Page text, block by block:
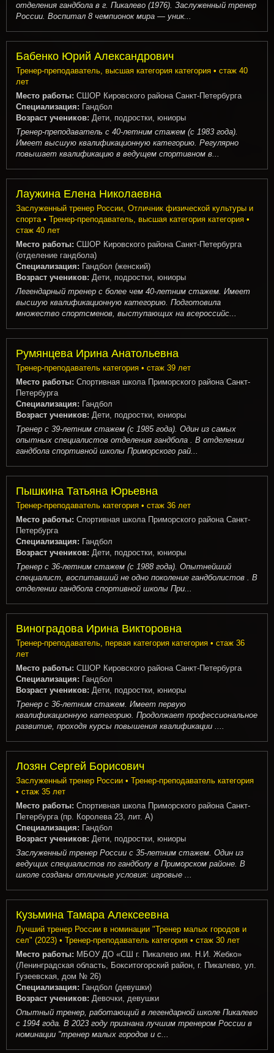
отделения гандбола в г. Пикалево (1976). Заслуженный тренер
России. Воспитал 8 чемпионок мира — уник...
Бабенко Юрий Александрович
Тренер-преподаватель, высшая категория категория • стаж 40
лет
Место работы: СШОР Кировского района Санкт-Петербурга
Специализация: Гандбол
Возраст учеников: Дети, подростки, юниоры
Тренер-преподаватель с 40-летним стажем (с 1983 года).
Имеет высшую квалификационную категорию. Регулярно
повышает квалификацию в ведущем спортивном в...
Лаужина Елена Николаевна
Заслуженный тренер России, Отличник физической культуры и
спорта • Тренер-преподаватель, высшая категория категория •
стаж 40 лет
Место работы: СШОР Кировского района Санкт-Петербурга
(отделение гандбола)
Специализация: Гандбол (женский)
Возраст учеников: Дети, подростки, юниоры
Легендарный тренер с более чем 40-летним стажем. Имеет
высшую квалификационную категорию. Подготовила
множество спортсменов, выступающих на всероссийс...
Румянцева Ирина Анатольевна
Тренер-преподаватель категория • стаж 39 лет
Место работы: Спортивная школа Приморского района Санкт-
Петербурга
Специализация: Гандбол
Возраст учеников: Дети, подростки, юниоры
Тренер с 39-летним стажем (с 1985 года). Один из самых
опытных специалистов отделения гандбола . В отделении
гандбола спортивной школы Приморского рай...
Пышкина Татьяна Юрьевна
Тренер-преподаватель категория • стаж 36 лет
Место работы: Спортивная школа Приморского района Санкт-
Петербурга
Специализация: Гандбол
Возраст учеников: Дети, подростки, юниоры
Тренер с 36-летним стажем (с 1988 года). Опытнейший
специалист, воспитавший не одно поколение гандболистов . В
отделении гандбола спортивной школы При...
Виноградова Ирина Викторовна
Тренер-преподаватель, первая категория категория • стаж 36
лет
Место работы: СШОР Кировского района Санкт-Петербурга
Специализация: Гандбол
Возраст учеников: Дети, подростки, юниоры
Тренер с 36-летним стажем. Имеет первую
квалификационную категорию. Продолжает профессиональное
развитие, проходя курсы повышения квалификации ....
Лозян Сергей Борисович
Заслуженный тренер России • Тренер-преподаватель категория
• стаж 35 лет
Место работы: Спортивная школа Приморского района Санкт-
Петербурга (пр. Королева 23, лит. А)
Специализация: Гандбол
Возраст учеников: Дети, подростки, юниоры
Заслуженный тренер России с 35-летним стажем. Один из
ведущих специалистов по гандболу в Приморском районе. В
школе созданы отличные условия: игровые ...
Кузьмина Тамара Алексеевна
Лучший тренер России в номинации "Тренер малых городов и
сел" (2023) • Тренер-преподаватель категория • стаж 30 лет
Место работы: МБОУ ДО «СШ г. Пикалево им. Н.И. Жебко»
(Ленинградская область, Бокситогорский район, г. Пикалево, ул.
Гузеевская, дом № 26)
Специализация: Гандбол (девушки)
Возраст учеников: Девочки, девушки
Опытный тренер, работающий в легендарной школе Пикалево
с 1994 года. В 2023 году признана лучшим тренером России в
номинации "тренер малых городов и с...